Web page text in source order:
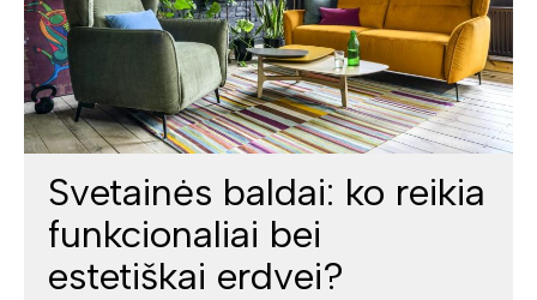
Svetainės baldai: ko reikia
funkcionaliai bei
estetiškai erdvei?